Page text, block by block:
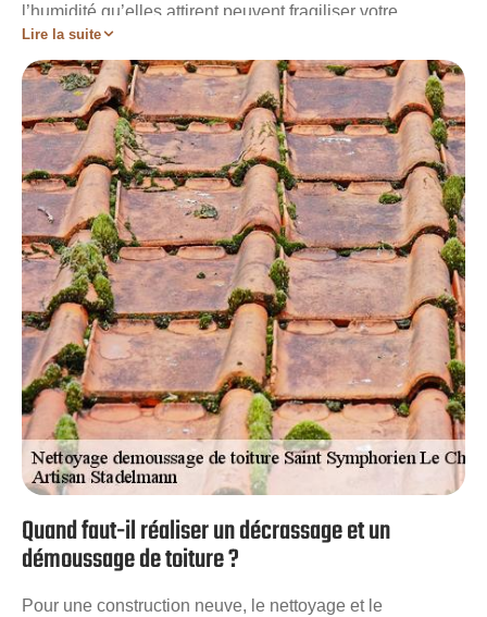
l’humidité qu’elles attirent peuvent fragiliser votre
revêtement et laisser place aux infiltrations d'eau. Les
dégâts qui s’en suivront coûteront alors très cher en
réparation. Pour prévenir de ces situations fâcheuses,
Artisan Stadelmann vous invite à faire recours à ses
services de nettoyage en remplissant le formulaire de
contact ou en appelant les numéros de téléphone qui
vous sont proposés.
Lire la suite
Quand faut-il réaliser un décrassage et un
démoussage de toiture ?
Pour une construction neuve, le nettoyage et le